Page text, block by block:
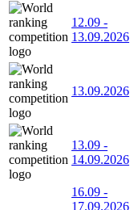
12.09 -
13.09.2026
13.09.2026
13.09 -
14.09.2026
16.09 -
17.09.2026